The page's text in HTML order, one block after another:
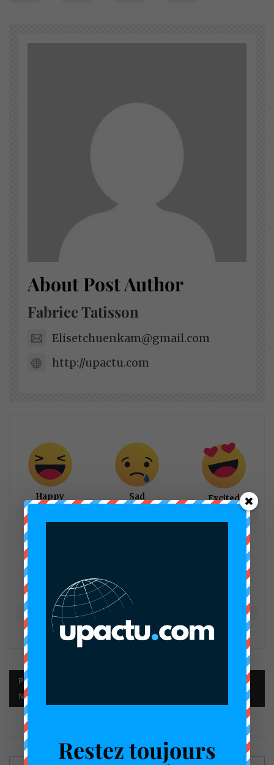
About Post Author
Fabrice Tatisson
Elisetchuenkam@gmail.com
http://upactu.com
Happy Sad Excited
Sleepy
%
Angry
PUBLIÉ DANS :
NUMÉRIQUE
Restez toujours